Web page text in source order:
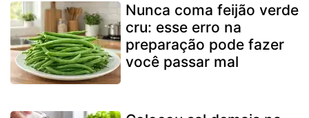
Nunca coma feijão verde
cru: esse erro na
preparação pode fazer
você passar mal